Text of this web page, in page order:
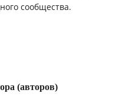
сообщества.
(авторов)